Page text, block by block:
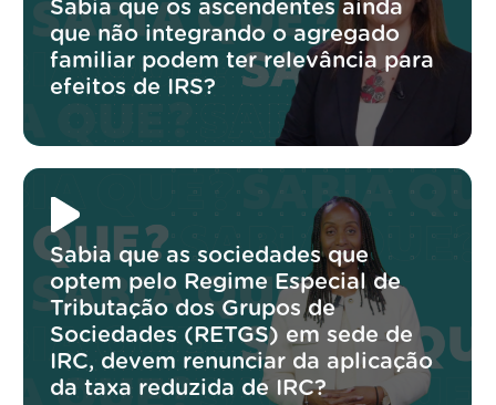
Sabia que os ascendentes ainda
que não integrando o agregado
familiar podem ter relevância para
efeitos de IRS?
Sabia que as sociedades que
optem pelo Regime Especial de
Tributação dos Grupos de
Sociedades (RETGS) em sede de
IRC, devem renunciar da aplicação
da taxa reduzida de IRC?